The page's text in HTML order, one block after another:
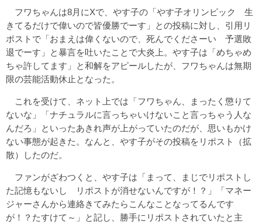
フワちゃんは8月にXで、やす子の「やす子オリンピック 生
きてるだけで偉いので皆優勝でーす」との投稿に対し、引用リ
ポストで「おまえは偉くないので、死んでくださーい 予選敗
退でーす」と暴言を吐いたことで大炎上。やす子は「めちゃめ
ちゃ許してます」と和解をアピールしたが、フワちゃんは無期
限の芸能活動休止となった。
これを受けて、ネット上では「フワちゃん、まったく懲りて
ないな」「ナチュラルに言っちゃいけないこと言っちゃう人な
んだろ」といったあきれ声が上がっていたのだが、思いもかけ
ない事態が起きた。なんと、やす子がその投稿をリポスト（拡
散）したのだ。
ファンがざわつくと、やす子は「まって、まじでリポストし
た記憶もないし リポストが消せないんですが！？」「マネー
ジャーさんから連絡きてみたらこんなことなってるんです
が！？たすけて～」と記し、勝手にリポストされていたと主